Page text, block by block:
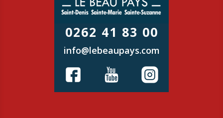
0262 41 83 00
info@lebeaupays.com